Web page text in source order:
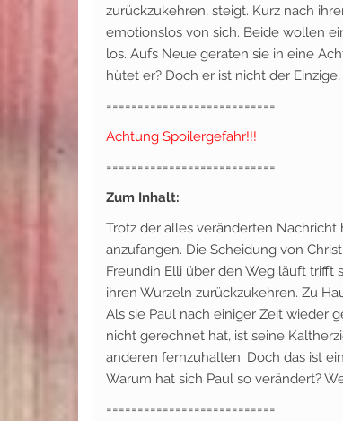
zurückzukehren, steigt. Kurz nach
emotionslos von sich. Beide wollen
los. Aufs Neue geraten sie in eine
hütet er? Doch er ist nicht der
===========================
Achtung Spoilergefahr!!!
===========================
Zum Inhalt:
Trotz der alles veränderten Nachricht
anzufangen. Die Scheidung von
Freundin Elli über den Weg läuft trifft
ihren Wurzeln zurückzukehren. Zu
Als sie Paul nach einiger Zeit wieder
nicht gerechnet hat, ist seine
anderen fernzuhalten. Doch das ist
Warum hat sich Paul so verändert?
===========================